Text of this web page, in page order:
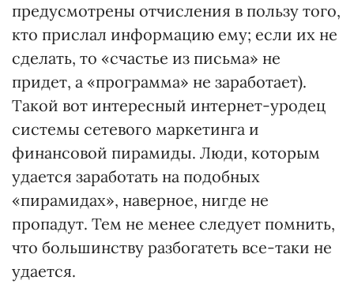
предусмотрены отчисления в пользу того,
кто прислал информацию ему; если их не
сделать, то «счастье из письма» не
придет, а «программа» не заработает).
Такой вот интересный интернет-уродец
системы сетевого маркетинга и
финансовой пирамиды. Люди, которым
удается заработать на подобных
«пирамидах», наверное, нигде не
пропадут. Тем не менее следует помнить,
что большинству разбогатеть все-таки не
удается.